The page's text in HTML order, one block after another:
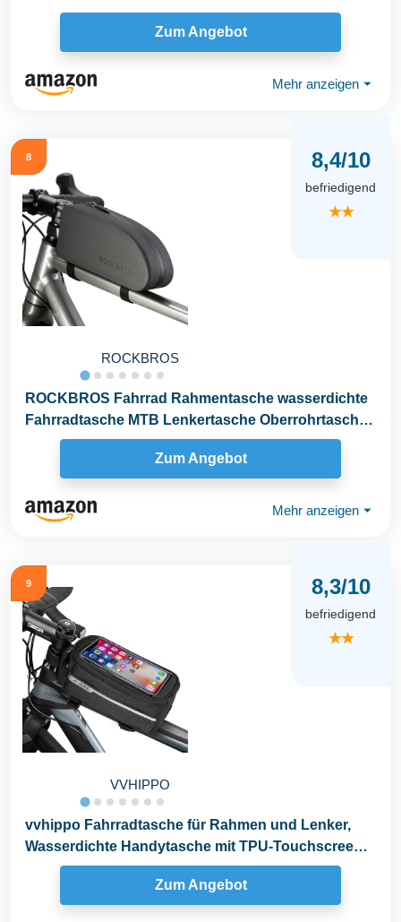
Zum Angebot
Mehr anzeigen ⏷
8
ROCKBROS
8,4/10
befriedigend
★★
ROCKBROS Fahrrad Rahmentasche wasserdichte
Fahrradtasche MTB Lenkertasche Oberrohrtasche
Schwarz 1L...
Zum Angebot
Mehr anzeigen ⏷
9
VVHIPPO
8,3/10
befriedigend
★★
vvhippo Fahrradtasche für Rahmen und Lenker,
Wasserdichte Handytasche mit TPU-Touchscreen,
Zum Angebot